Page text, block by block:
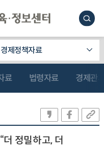
경제정책자료
료 법령자료 경제관
정밀하고, 더